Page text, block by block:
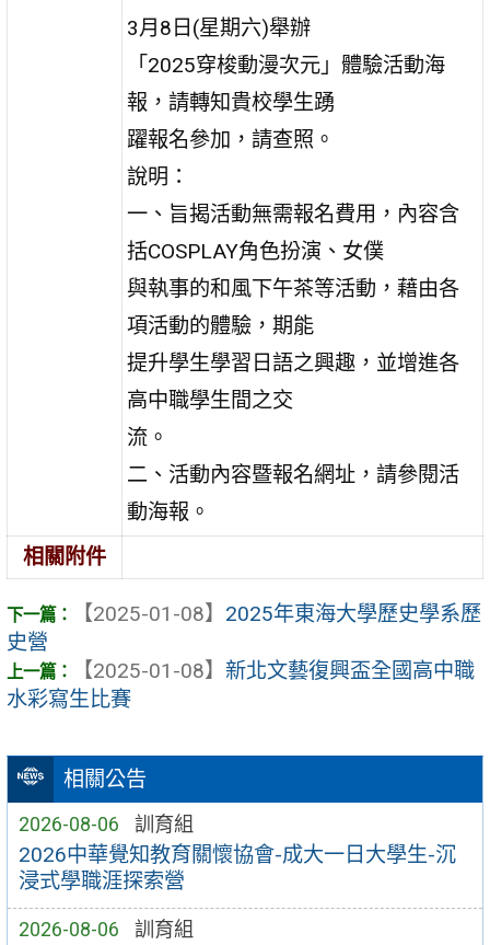
相關公告
2026-08-06 訓育組
2026中華覺知教育關懷協會-成大一日大學生-沉
浸式學職涯探索營
2026-08-06 訓育組
3月8日(星期六)舉辦
「2025穿梭動漫次元」體驗活動海
報，請轉知貴校學生踴
躍報名參加，請查照。
說明：
一、旨揭活動無需報名費用，內容含
括COSPLAY角色扮演、女僕
與執事的和風下午茶等活動，藉由各
項活動的體驗，期能
提升學生學習日語之興趣，並增進各
高中職學生間之交
流。
二、活動內容暨報名網址，請參閱活
動海報。
相關附件
【2025-01-08】 2025年東海大學歷史學系歷
史營
【2025-01-08】 新北文藝復興盃全國高中職
水彩寫生比賽